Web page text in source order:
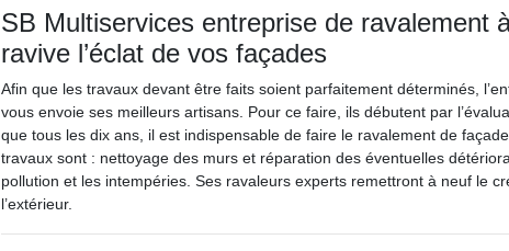
SB Multiservices entreprise de ravalement
ravive l’éclat de vos façades
Afin que les travaux devant être faits soient parfaitement déterminés,
vous envoie ses meilleurs artisans. Pour ce faire, ils débutent par
que tous les dix ans, il est indispensable de faire le ravalement de
travaux sont : nettoyage des murs et réparation des éventuelles
pollution et les intempéries. Ses ravaleurs experts remettront à neuf le
l’extérieur.